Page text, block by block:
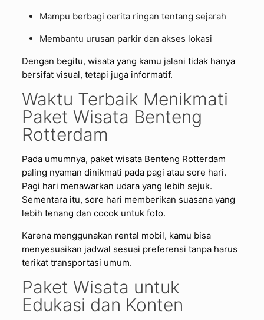
Mampu berbagi cerita ringan tentang sejarah
Membantu urusan parkir dan akses lokasi
Dengan begitu, wisata yang kamu jalani tidak hanya
bersifat visual, tetapi juga informatif.
Waktu Terbaik Menikmati
Paket Wisata Benteng
Rotterdam
Pada umumnya, paket wisata Benteng Rotterdam
paling nyaman dinikmati pada pagi atau sore hari.
Pagi hari menawarkan udara yang lebih sejuk.
Sementara itu, sore hari memberikan suasana yang
lebih tenang dan cocok untuk foto.
Karena menggunakan rental mobil, kamu bisa
menyesuaikan jadwal sesuai preferensi tanpa harus
terikat transportasi umum.
Paket Wisata untuk
Edukasi dan Konten